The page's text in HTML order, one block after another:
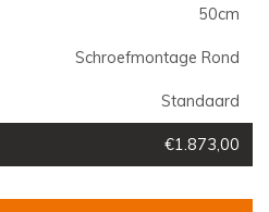
50cm
Schroefmontage Rond
Standaard
€1.873,00